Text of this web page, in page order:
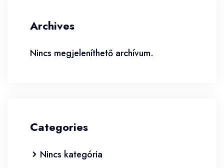
Archives
Nincs megjeleníthető archívum.
Categories
Nincs kategória